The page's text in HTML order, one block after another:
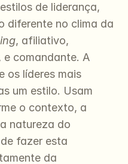
de liderança,
diferente no clima da
, afiliativo,
e comandante. A
os líderes mais
um estilo. Usam
o contexto, a
natureza do
fazer esta
da